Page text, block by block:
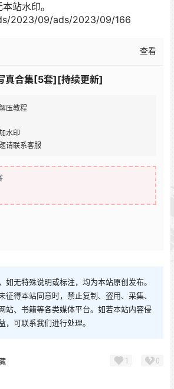
站水印。
2023/09/ads/2023/09/166
查看
真合集[5套][持续更新]
压教程
水印
请联系客服
如无特殊说明或标注，均为本站原创发布。
征得本站同意时，禁止复制、盗用、采集、
站、书籍等各类媒体平台。如若本站内容侵
，可联系我们进行处理。
1 0